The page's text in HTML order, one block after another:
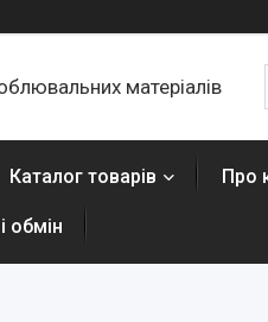
матеріалів
Каталог товарів Про
обмін